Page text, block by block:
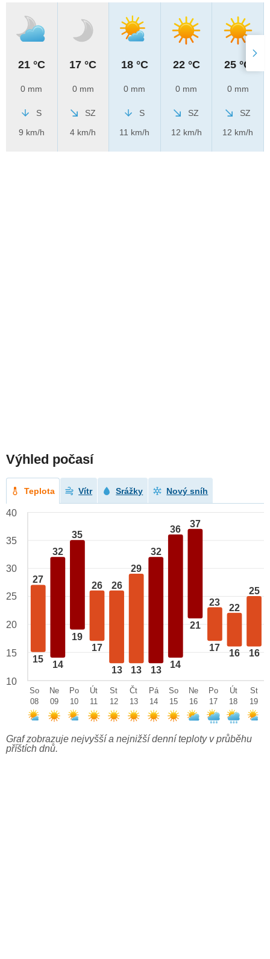
21 °C
0 mm
S
9 km/h
17 °C
0 mm
SZ
4 km/h
18 °C
0 mm
S
11 km/h
22 °C
0 mm
SZ
12 km/h
25 °C
0 mm
SZ
12 km/h
Výhled počasí
Teplota Vítr Srážky Nový sníh
27
15
32
14
35
19
26
17
26
13
29
13
32
13
36
14
37
21
23
17
22
16
25
16
40
35
30
25
20
15
10
So
08
Ne
09
Po
10
Út
11
St
12
Čt
13
Pá
14
So
15
Ne
16
Po
17
Út
18
St
19
Graf zobrazuje nejvyšší a nejnižší denní teploty v průběhu
příštích dnů.